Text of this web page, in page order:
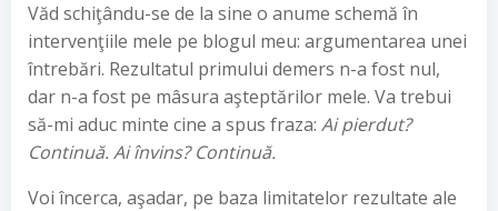
Văd schiţându-se de la sine o anume schemă în
intervenţiile mele pe blogul meu: argumentarea unei
întrebări. Rezultatul primului demers n-a fost nul,
dar n-a fost pe mâsura aşteptărilor mele. Va trebui
să-mi aduc minte cine a spus fraza: Ai pierdut?
Continuă. Ai învins? Continuă.
Voi încerca, aşadar, pe baza limitatelor rezultate ale